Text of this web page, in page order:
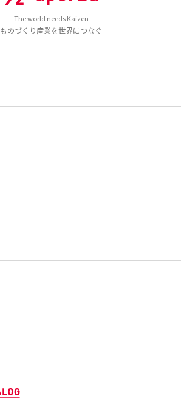
The world needs Kaizen
ものづくり産業を世界につなぐ